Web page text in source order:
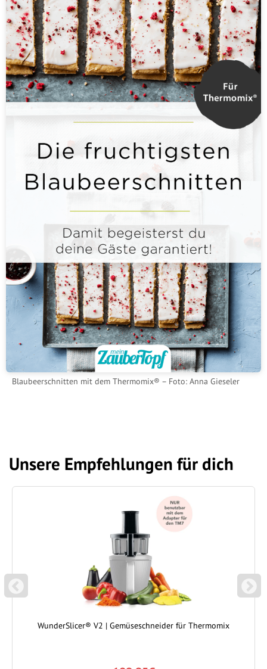
Blaubeerschnitten mit dem Thermomix® – Foto: Anna Gieseler
Unsere Empfehlungen für dich
P
REVIOUS
WunderSlicer® V2 | Gemüseschneider für Thermomix
N
EXT